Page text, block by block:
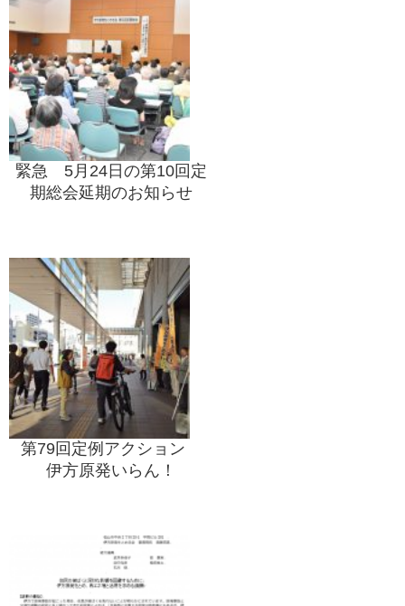
緊急 5月24日の第10回定
期総会延期のお知らせ
第79回定例アクション
伊方原発いらん！